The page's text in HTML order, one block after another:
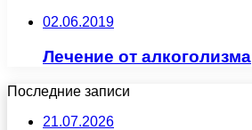
02.06.2019
Лечение от алкоголизма
Последние записи
21.07.2026